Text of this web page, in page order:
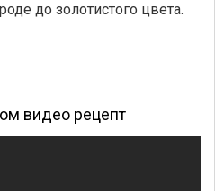
до золотистого цвета.
видео рецепт